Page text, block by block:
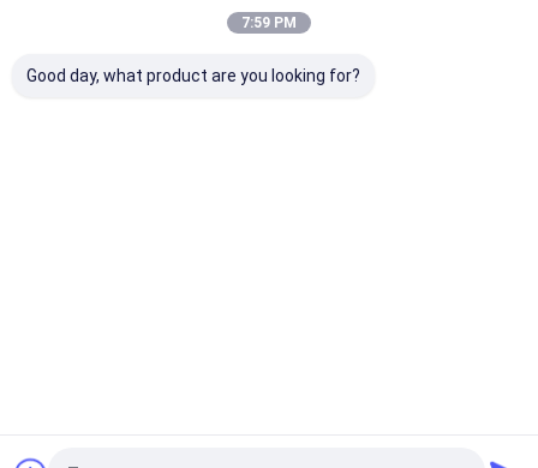
Mapa del Sitio
Privacy Policy
Co. Ltd. All Rights Reserved.
7:59 PM
Good day, what product are you looking for?